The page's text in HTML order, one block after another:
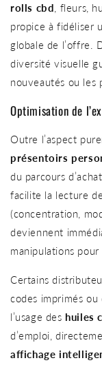
rolls cbd , fleurs,
propice à fidéliser
globale de l’offre.
diversité visuelle
nouveautés ou les
Optimisation de
Outre l’aspect
présentoirs
du parcours
facilite la lecture
(concentration,
deviennent
manipulations
Certains
codes imprimés
l’usage des huiles
d’emploi,
affichage